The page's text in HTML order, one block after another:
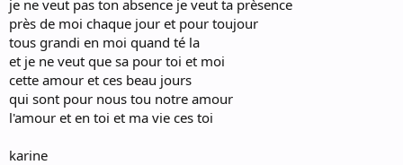
je ne veut pas ton absence je veut ta prèsence
près de moi chaque jour et pour toujour
tous grandi en moi quand té la
et je ne veut que sa pour toi et moi
cette amour et ces beau jours
qui sont pour nous tou notre amour
l'amour et en toi et ma vie ces toi
karine